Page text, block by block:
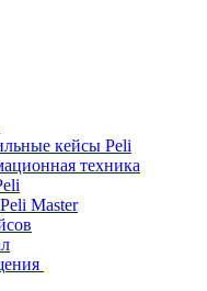
кейсы Peli
техника
Master